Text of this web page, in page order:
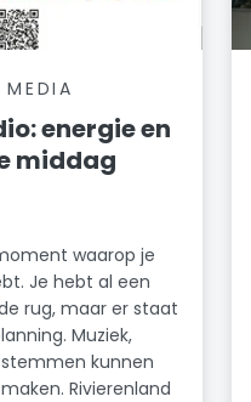
energie en
middag
waarop je
Je hebt al een
rug, maar er staat
Muziek,
kunnen
Rivierenland